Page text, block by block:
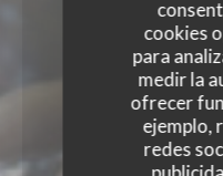
cookies
para
medir la
ofrecer
ejemplo,
redes